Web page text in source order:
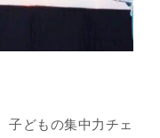
子どもの集中力チェ